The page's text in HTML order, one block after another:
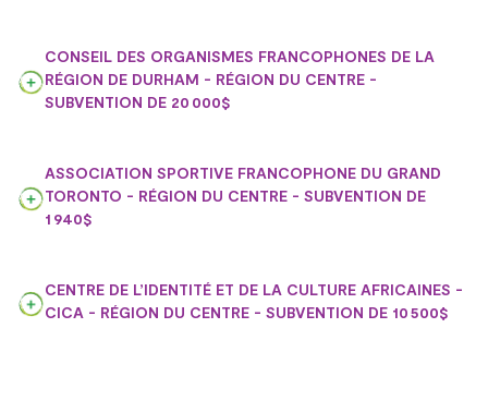
CONSEIL DES ORGANISMES FRANCOPHONES DE LA
RÉGION DE DURHAM - RÉGION DU CENTRE -
SUBVENTION DE 20 000$
ASSOCIATION SPORTIVE FRANCOPHONE DU GRAND
TORONTO - RÉGION DU CENTRE - SUBVENTION DE
1 940$
CENTRE DE L’IDENTITÉ ET DE LA CULTURE AFRICAINES -
CICA - RÉGION DU CENTRE - SUBVENTION DE 10 500$